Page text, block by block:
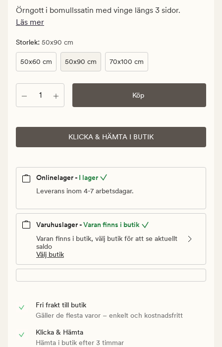
kr.
Ordinarie
249,90
kr
Örngott i bomullssatin med vinge längs 3 sidor.
Läs mer
Storlek: 50x90 cm
50x60 cm 50x90 cm 70x100 cm
Antal Köp
KLICKA & HÄMTA I BUTIK
Onlinelager - I lager
Leverans inom 4-7 arbetsdagar.
Varuhuslager -Varan finns i butik
Varan finns i butik, välj butik för att se aktuellt
saldo
Välj butik
Fri frakt till butik
Gäller de flesta varor – enkelt och kostnadsfritt
Klicka & Hämta
Hämta i butik efter 3 timmar